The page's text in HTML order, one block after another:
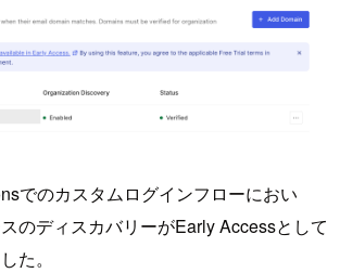
でのカスタムログインフローにおい
のディスカバリーがEarly Accessとして
た。